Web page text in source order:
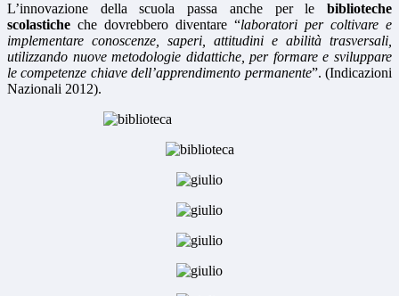
L’innovazione della scuola passa anche per le biblioteche
scolastiche che dovrebbero diventare “laboratori per coltivare e
implementare conoscenze, saperi, attitudini e abilità trasversali,
utilizzando nuove metodologie didattiche, per formare e sviluppare
le competenze chiave dell’apprendimento permanente”. (Indicazioni
Nazionali 2012).